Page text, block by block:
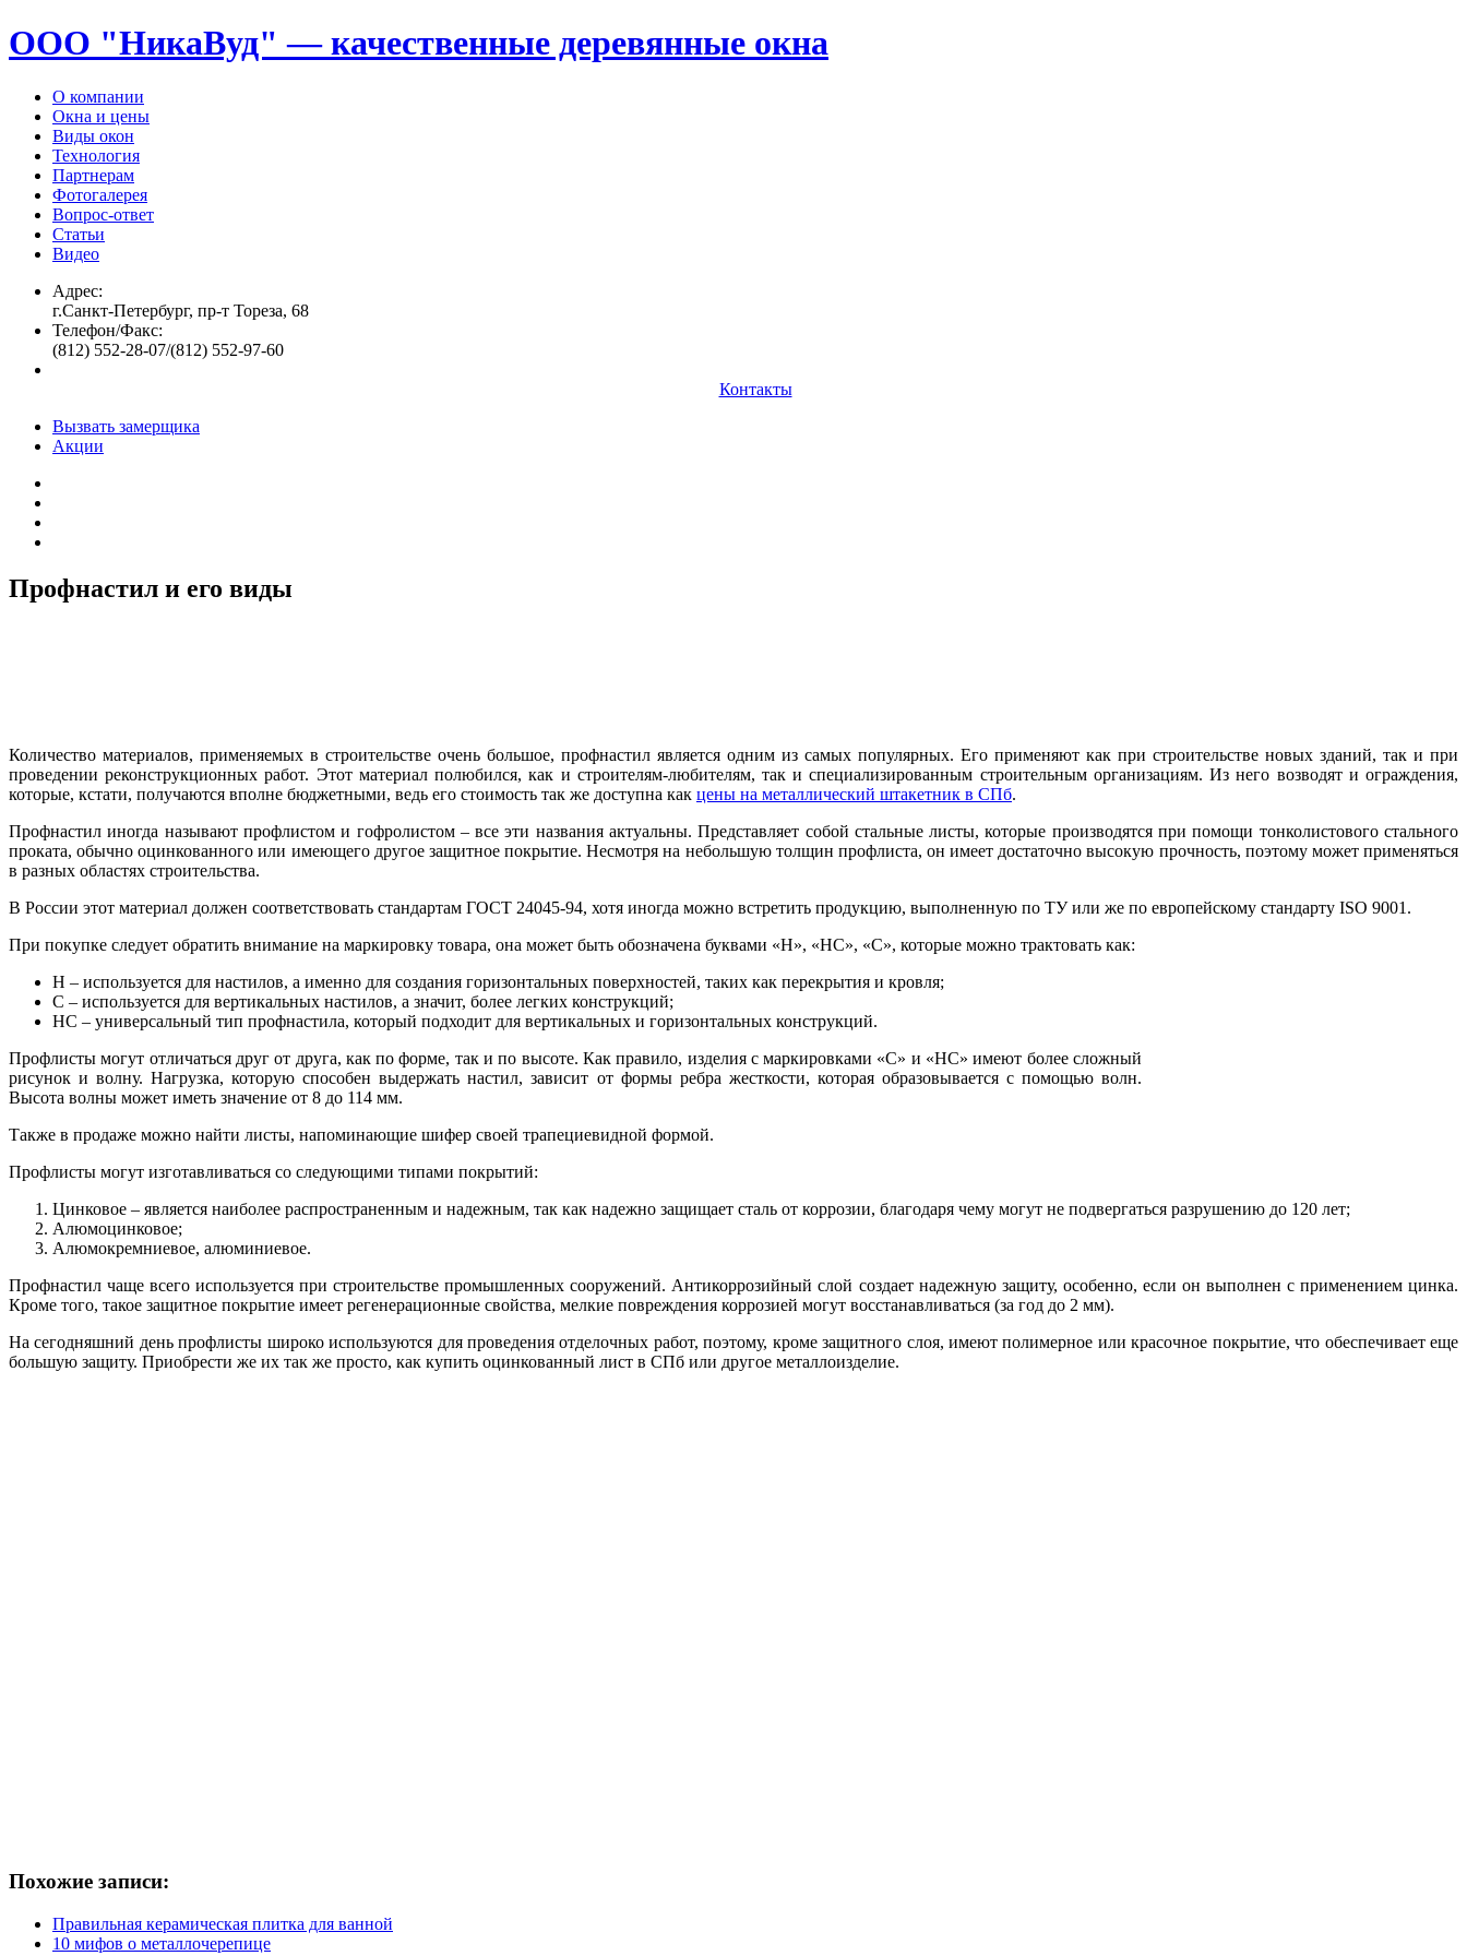
ООО "НикаВуд" — качественные деревянные окна
О компании
Окна и цены
Виды окон
Технология
Партнерам
Фотогалерея
Вопрос-ответ
Статьи
Видео
Адрес:
г.Санкт-Петербург, пр-т Тореза, 68
Телефон/Факс:
(812) 552-28-07/(812) 552-97-60
Контакты
Вызвать замерщика
Акции
Профнастил и его виды
Количество материалов, применяемых в строительстве очень большое, профнастил является одним из самых популярных. Его применяют как при строительстве новых зданий, так и при
проведении реконструкционных работ. Этот материал полюбился, как и строителям-любителям, так и специализированным строительным организациям. Из него возводят и ограждения,
которые, кстати, получаются вполне бюджетными, ведь его стоимость так же доступна как цены на металлический штакетник в СПб.
Профнастил иногда называют профлистом и гофролистом – все эти названия актуальны. Представляет собой стальные листы, которые производятся при помощи тонколистового стального
проката, обычно оцинкованного или имеющего другое защитное покрытие. Несмотря на небольшую толщин профлиста, он имеет достаточно высокую прочность, поэтому может применяться
в разных областях строительства.
В России этот материал должен соответствовать стандартам ГОСТ 24045-94, хотя иногда можно встретить продукцию, выполненную по ТУ или же по европейскому стандарту ISO 9001.
При покупке следует обратить внимание на маркировку товара, она может быть обозначена буквами «Н», «НС», «С», которые можно трактовать как:
Н – используется для настилов, а именно для создания горизонтальных поверхностей, таких как перекрытия и кровля;
С – используется для вертикальных настилов, а значит, более легких конструкций;
НС – универсальный тип профнастила, который подходит для вертикальных и горизонтальных конструкций.
Профлисты могут отличаться друг от друга, как по форме, так и по высоте. Как правило, изделия с маркировками «С» и «НС» имеют более сложный
рисунок и волну. Нагрузка, которую способен выдержать настил, зависит от формы ребра жесткости, которая образовывается с помощью волн.
Высота волны может иметь значение от 8 до 114 мм.
Также в продаже можно найти листы, напоминающие шифер своей трапециевидной формой.
Профлисты могут изготавливаться со следующими типами покрытий:
Цинковое – является наиболее распространенным и надежным, так как надежно защищает сталь от коррозии, благодаря чему могут не подвергаться разрушению до 120 лет;
Алюмоцинковое;
Алюмокремниевое, алюминиевое.
Профнастил чаще всего используется при строительстве промышленных сооружений. Антикоррозийный слой создает надежную защиту, особенно, если он выполнен с применением цинка.
Кроме того, такое защитное покрытие имеет регенерационные свойства, мелкие повреждения коррозией могут восстанавливаться (за год до 2 мм).
На сегодняшний день профлисты широко используются для проведения отделочных работ, поэтому, кроме защитного слоя, имеют полимерное или красочное покрытие, что обеспечивает еще
большую защиту. Приобрести же их так же просто, как купить оцинкованный лист в СПб или другое металлоизделие.
Похожие записи:
Правильная керамическая плитка для ванной
10 мифов о металлочерепице